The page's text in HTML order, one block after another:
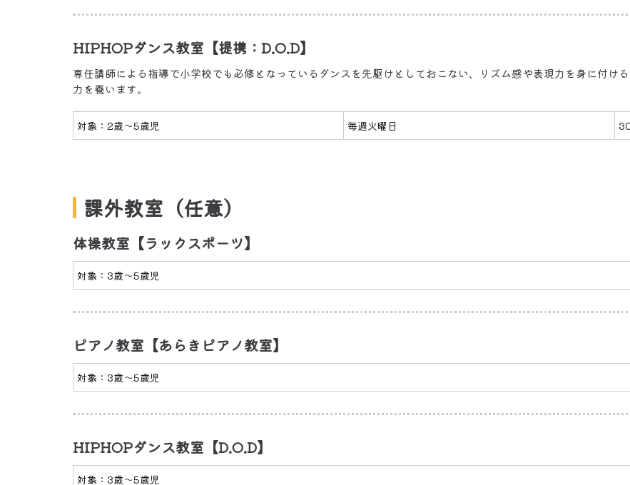
HIPHOPダンス教室【提携：D.O.D】
専任講師による指導で小学校でも必修となっているダンスを先駆けとしておこない、リズム感や表現力を身に付け
力を養います。
対象：2歳〜5歳児 毎週火曜日
課外教室（任意）
体操教室【ラックスポーツ】
対象：3歳〜5歳児
ピアノ教室【あらきピアノ教室】
対象：3歳〜5歳児
HIPHOPダンス教室【D.O.D】
対象：3歳〜5歳児